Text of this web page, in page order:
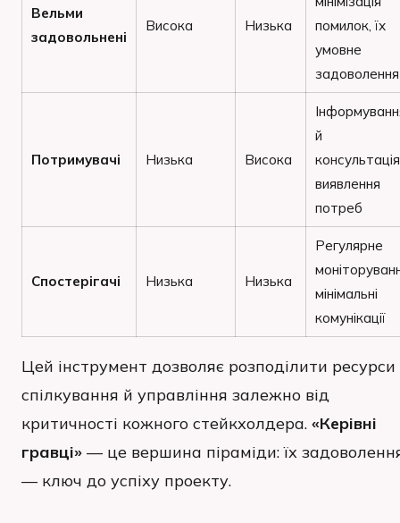
Вельми
задовольнені
Висока Низька
помилок, їх
умовне
задоволення
Потримувачі Низька Висока
й
виявлення
потреб
Спостерігачі Низька Низька
Регулярне
мінімальні
комунікації
Цей інструмент дозволяє розподілити
спілкування й управління залежно від
критичності кожного стейкхолдера. «Керівні
гравці» — це вершина піраміди: їх
— ключ до успіху проекту.